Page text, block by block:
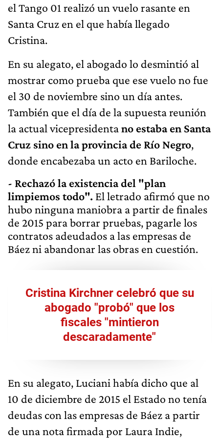
el Tango 01 realizó un vuelo rasante en
Santa Cruz en el que había llegado
Cristina.
En su alegato, el abogado lo desmintió al
mostrar como prueba que ese vuelo no fue
el 30 de noviembre sino un día antes.
También que el día de la supuesta reunión
la actual vicepresidentano estaba en Santa
Cruz sino en la provincia de Río Negro,
donde encabezaba un acto en Bariloche.
- Rechazó la existencia del "plan
limpiemos todo". El letrado afirmó que no
hubo ninguna maniobra a partir de finales
de 2015 para borrar pruebas, pagarle los
contratos adeudados a las empresas de
Báez ni abandonar las obras en cuestión.
Cristina Kirchner celebró que su
abogado "probó" que los
fiscales "mintieron
descaradamente"
En su alegato, Luciani había dicho que al
10 de diciembre de 2015 el Estado no tenía
deudas con las empresas de Báez a partir
de una nota firmada por Laura Indie,